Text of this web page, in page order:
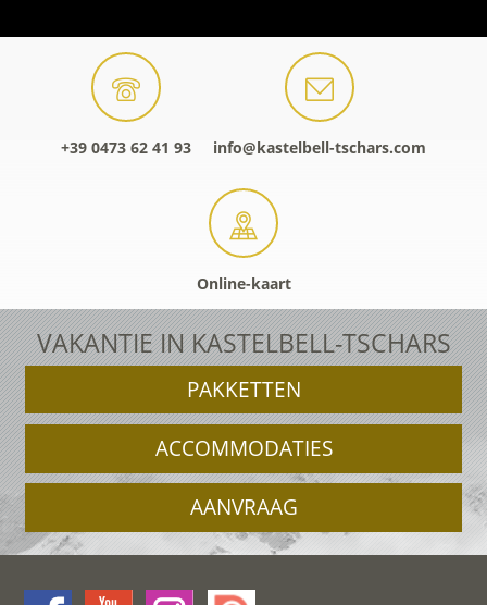
+39 0473 62 41 93 info@kastelbell-tschars.com
Online-kaart
VAKANTIE IN KASTELBELL-TSCHARS
PAKKETTEN
ACCOMMODATIES
AANVRAAG